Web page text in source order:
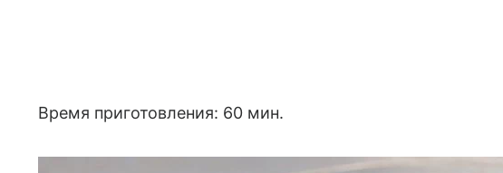
Время приготовления: 60 мин.